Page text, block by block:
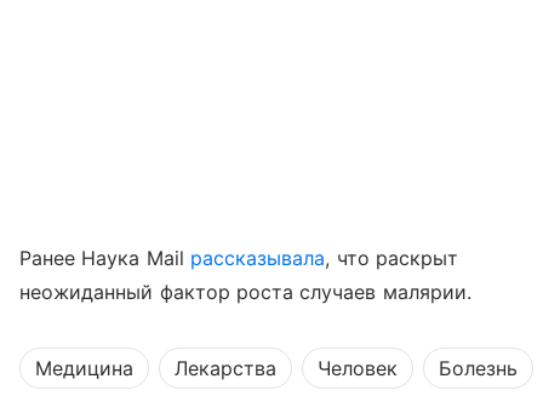
Ранее Наука Mail рассказывала, что раскрыт
неожиданный фактор роста случаев малярии.
Медицина Лекарства Человек Болезнь